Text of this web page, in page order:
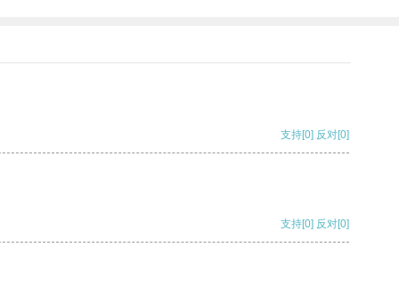
支持[0] 反对[0]
支持[0] 反对[0]